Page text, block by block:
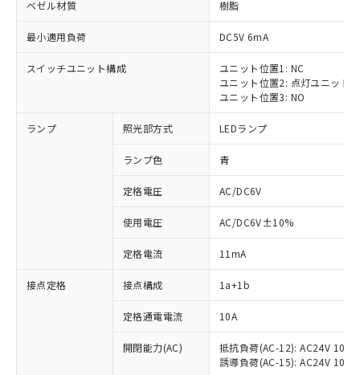
ベゼル材質 樹脂
最小適用負荷 DC5V 6mA
スイッチユニット構成
ユニット位置1: NC
ユニット位置2: 点灯ユニット
ユニット位置3: NO
ランプ 照光部方式 LEDランプ
ランプ色 青
定格電圧 AC/DC6V
使用電圧 AC/DC6V±10%
定格電流 11mA
接点定格 接点構成 1a+1b
定格通電電流 10A
開閉能力(AC)
抵抗負荷(AC-12): AC24V 10A/
誘導負荷(AC-15): AC24V
ご利用条件
ご利用ください。
非含有に対応した製品が提供可能な商品で
有に対応した製品に切り替える予定のある
対応予定なし：EU RoHS指令（10物質）の
非含有に非対応の商品で、対応品を出す予
定はありません。
調査・確認中：EU RoHS指令（10物質）の